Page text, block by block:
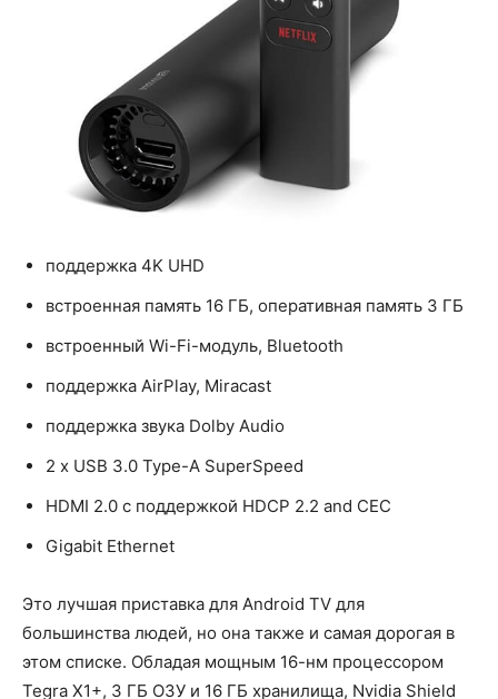
поддержка 4K UHD
встроенная память 16 ГБ, оперативная память 3 ГБ
встроенный Wi-Fi-модуль, Bluetooth
поддержка AirPlay, Miracast
поддержка звука Dolby Audio
2 х USB 3.0 Type-A SuperSpeed
HDMI 2.0 с поддержкой HDCP 2.2 and CEC
Gigabit Ethernet
Это лучшая приставка для Android TV для
большинства людей, но она также и самая дорогая в
этом списке. Обладая мощным 16-нм процессором
Tegra X1+, 3 ГБ ОЗУ и 16 ГБ хранилища, Nvidia Shield